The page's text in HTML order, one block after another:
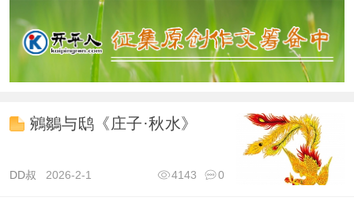
鵷鶵与鸱《庄子·秋水》
DD叔 2026-2-1 0
4143